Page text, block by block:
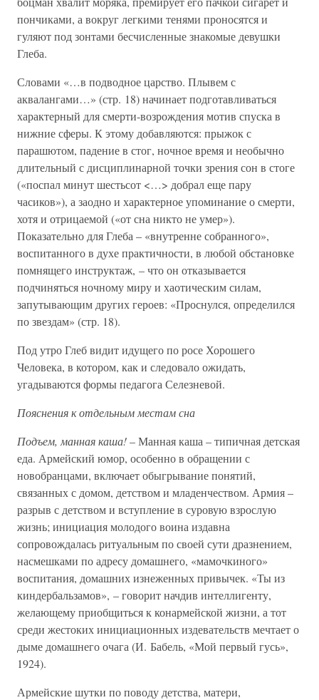
пончиками, а вокруг легкими тенями проносятся и
гуляют под зонтами бесчисленные знакомые девушки
Глеба.
Словами «…в подводное царство. Плывем с
аквалангами…» (стр. 18) начинает подготавливаться
характерный для смерти-возрождения мотив спуска в
нижние сферы. К этому добавляются: прыжок с
парашютом, падение в стог, ночное время и необычно
длительный с дисциплинарной точки зрения сон в стоге
(«поспал минут шестьсот <…> добрал еще пару
часиков»), а заодно и характерное упоминание о смерти,
хотя и отрицаемой («от сна никто не умер»).
Показательно для Глеба – «внутренне собранного»,
воспитанного в духе практичности, в любой обстановке
помнящего инструктаж, – что он отказывается
подчиняться ночному миру и хаотическим силам,
запутывающим других героев: «Проснулся, определился
по звездам» (стр. 18).
Под утро Глеб видит идущего по росе Хорошего
Человека, в котором, как и следовало ожидать,
угадываются формы педагога Селезневой.
Пояснения к отдельным местам сна
Подъем, манная каша!– Манная каша – типичная детская
еда. Армейский юмор, особенно в обращении с
новобранцами, включает обыгрывание понятий,
связанных с домом, детством и младенчеством. Армия –
разрыв с детством и вступление в суровую взрослую
жизнь; инициация молодого воина издавна
сопровождалась ритуальным по своей сути дразнением,
насмешками по адресу домашнего, «мамочкиного»
воспитания, домашних изнеженных привычек. «Ты из
киндербальзамов», – говорит начдив интеллигенту,
желающему приобщиться к конармейской жизни, а тот
среди жестоких инициационных издевательств мечтает о
дыме домашнего очага (И. Бабель, «Мой первый гусь»,
1924).
Армейские шутки по поводу детства, матери,